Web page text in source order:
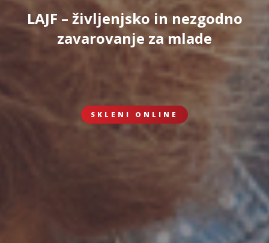
LAJF – življenjsko in nezgodno
zavarovanje za mlade
SKLENI ONLINE